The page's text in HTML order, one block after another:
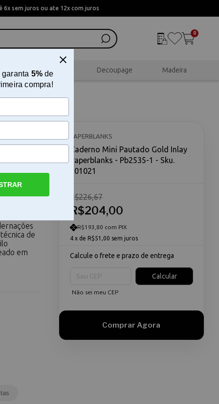
6x sem juros ou ate 12x com juros
0
Scrapbook Decoupage Madeira
O
de
em
PAPERBLANKS
Caderno Mini Pautado Gold Inlay
Paperblanks - Pb2535-1 - Sku.
201021
R$204,00
R$226,67
R$193,80 com PIX
4 x de R$51,00 sem juros
Calcule o frete e prazo de entrega
Calcular
Não sei meu CEP
garanta 5%de
compra!